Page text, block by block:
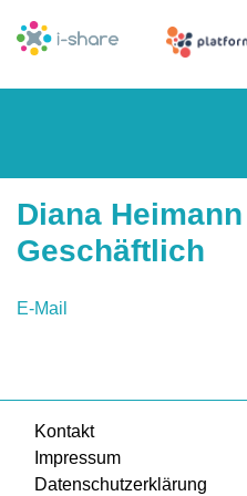
Diana Heimann
Geschäftlich
E-Mail
Kontakt
Impressum
Datenschutzerklärung